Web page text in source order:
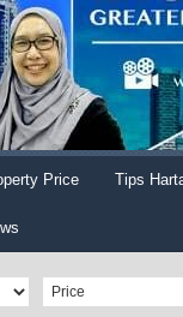
Price Tips